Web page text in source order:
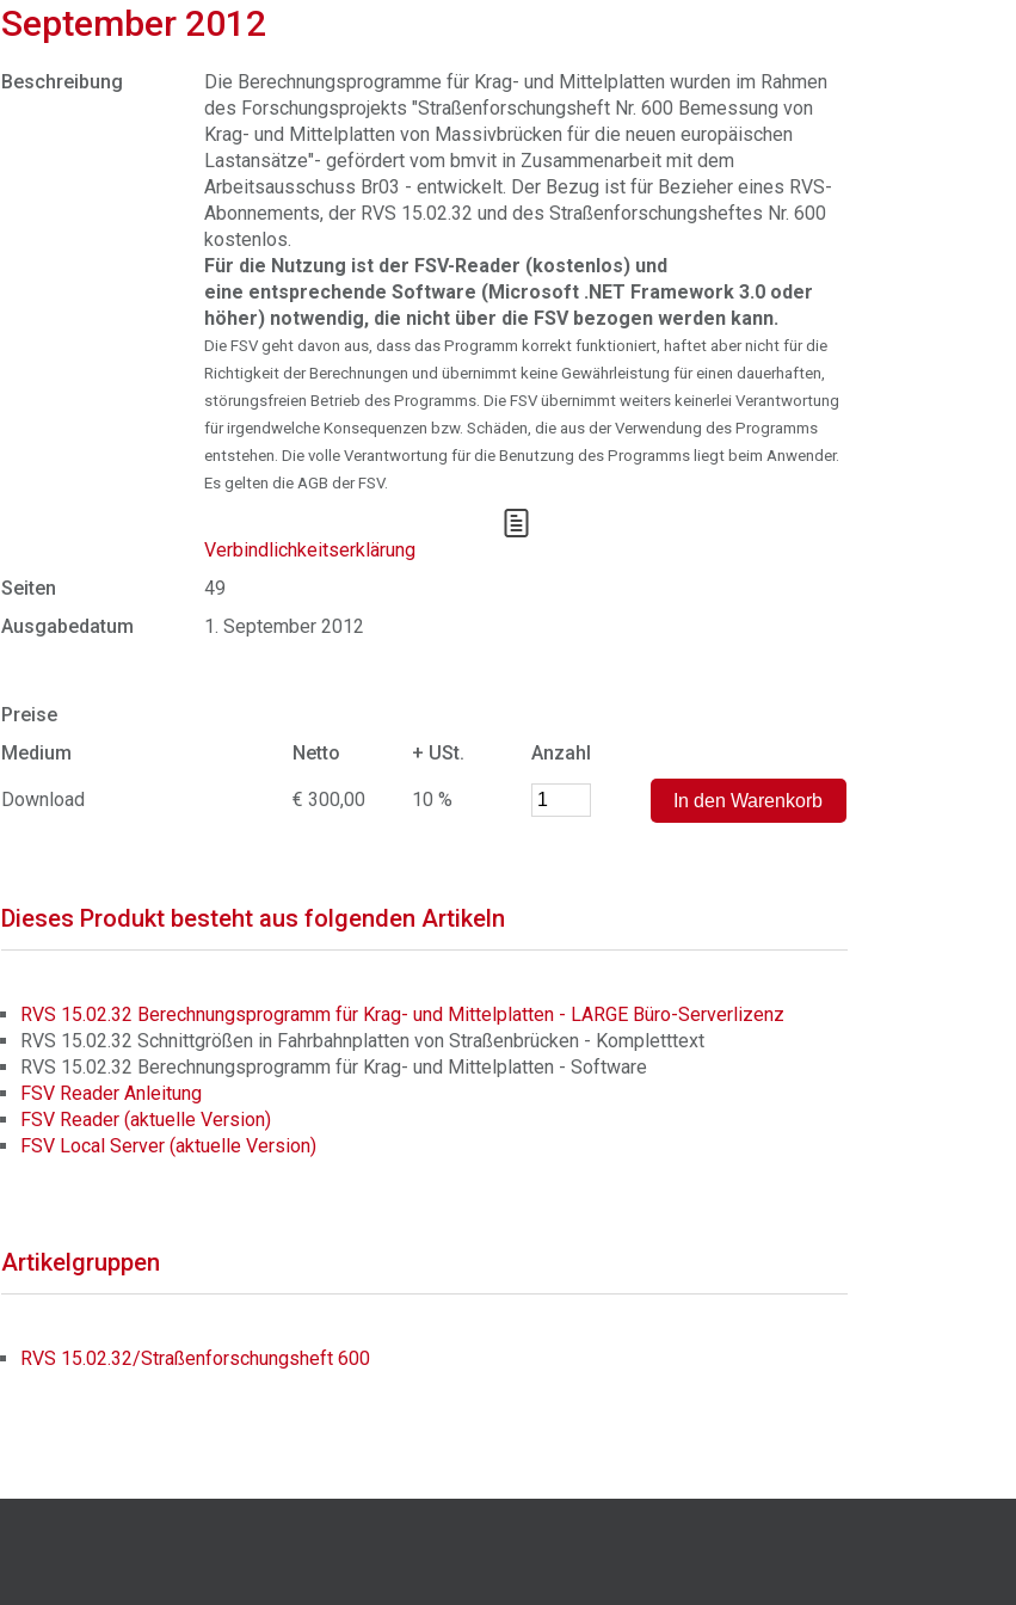
September 2012
Beschreibung
Die Berechnungsprogramme für Krag- und Mittelplatten wurden im Rahmen
des Forschungsprojekts "Straßenforschungsheft Nr. 600 Bemessung von
Krag- und Mittelplatten von Massivbrücken für die neuen europäischen
Lastansätze"- gefördert vom bmvit in Zusammenarbeit mit dem
Arbeitsausschuss Br03 - entwickelt. Der Bezug ist für Bezieher eines RVS-
Abonnements, der RVS 15.02.32 und des Straßenforschungsheftes Nr. 600
kostenlos.
Für die Nutzung ist der FSV-Reader (kostenlos) und
eine entsprechende Software (Microsoft .NET Framework 3.0 oder
höher) notwendig, die nicht über die FSV bezogen werden kann.
Die FSV geht davon aus, dass das Programm korrekt funktioniert, haftet aber nicht für die
Richtigkeit der Berechnungen und übernimmt keine Gewährleistung für einen dauerhaften,
störungsfreien Betrieb des Programms. Die FSV übernimmt weiters keinerlei Verantwortung
für irgendwelche Konsequenzen bzw. Schäden, die aus der Verwendung des Programms
entstehen. Die volle Verantwortung für die Benutzung des Programms liegt beim Anwender.
Es gelten die AGB der FSV.
Verbindlichkeitserklärung
Seiten
49
Ausgabedatum
1. September 2012
Preise
Medium
Netto + USt. Anzahl
Download € 300,00 10 %
Dieses Produkt besteht aus folgenden Artikeln
RVS 15.02.32 Berechnungsprogramm für Krag- und Mittelplatten - LARGE Büro-Serverlizenz
RVS 15.02.32 Schnittgrößen in Fahrbahnplatten von Straßenbrücken - Kompletttext
RVS 15.02.32 Berechnungsprogramm für Krag- und Mittelplatten - Software
FSV Reader Anleitung
FSV Reader (aktuelle Version)
FSV Local Server (aktuelle Version)
Artikelgruppen
RVS 15.02.32/Straßenforschungsheft 600